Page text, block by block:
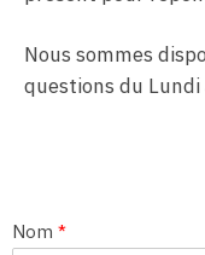
Nous sommes
questions du
Nom *